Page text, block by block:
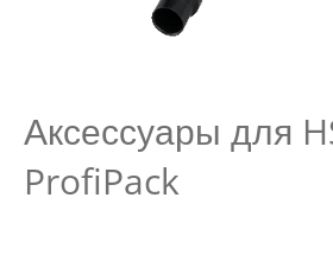
Аксессуары для
ProfiPack